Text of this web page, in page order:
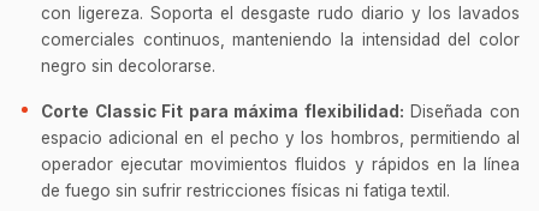
con ligereza. Soporta el desgaste rudo diario y los lavados
comerciales continuos, manteniendo la intensidad del color
negro sin decolorarse.
Corte Classic Fit para máxima flexibilidad: Diseñada con
espacio adicional en el pecho y los hombros, permitiendo al
operador ejecutar movimientos fluidos y rápidos en la línea
de fuego sin sufrir restricciones físicas ni fatiga textil.